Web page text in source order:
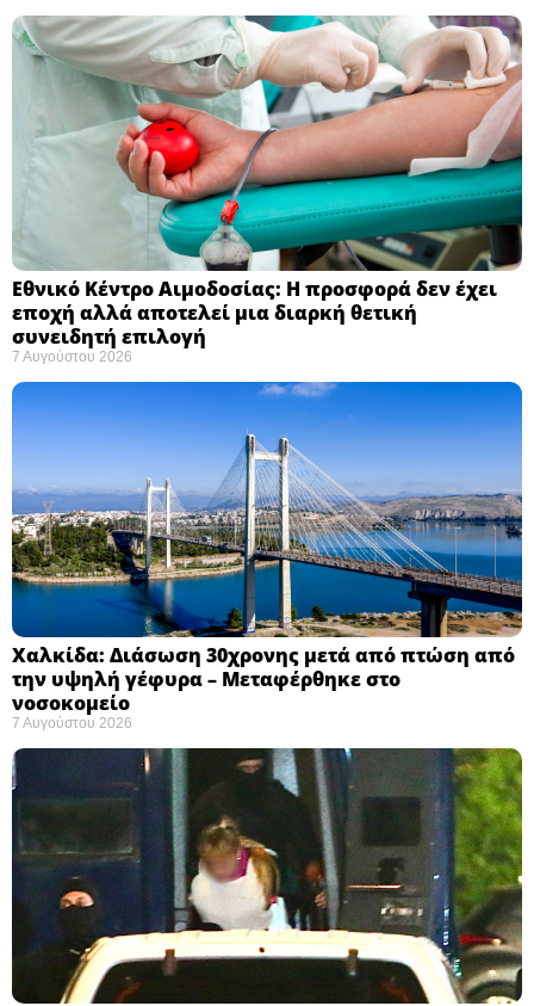
Εθνικό Κέντρο Αιμοδοσίας: H προσφορά δεν έχει
εποχή αλλά αποτελεί μια διαρκή θετική
συνειδητή επιλογή ​
7 Αυγούστου 2026
Χαλκίδα: Διάσωση 30χρονης μετά από πτώση από
την υψηλή γέφυρα – Μεταφέρθηκε στο
νοσοκομείο ​
7 Αυγούστου 2026